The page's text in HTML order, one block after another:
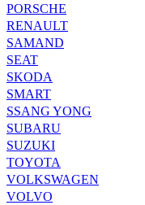
PORSCHE
RENAULT
SAMAND
SEAT
SKODA
SMART
SSANG YONG
SUBARU
SUZUKI
TOYOTA
VOLKSWAGEN
VOLVO